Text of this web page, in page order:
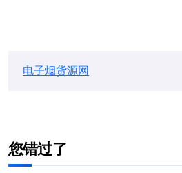
电子烟货源网
您错过了